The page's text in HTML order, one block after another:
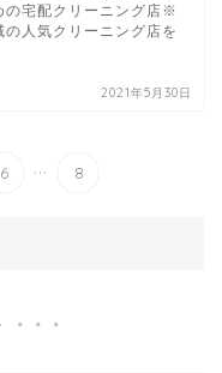
の宅配クリーニング店※
の人気クリーニング店を
2021年5月30日
6 ... 8